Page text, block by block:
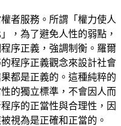
者服務。所謂「權力使人
，為了避免人性的弱點，
序正義，強調制衡。羅爾
程序正義觀念來設計社會
都是正義的。這種純粹的
的獨立標準，不會因人而
序的正當性與合理性，因
視為是正確和正當的。